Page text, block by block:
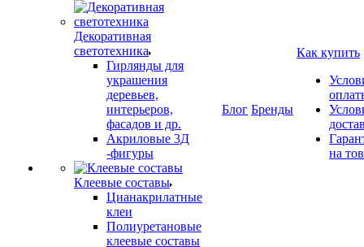
Декоративная
светотехника
Гирлянды для
украшения
деревьев,
интерьеров,
фасадов и др.
Акриловые 3Д
-фигуры
Клеевые составы
Цианакрилатные
клеи
Полиуретановые
клеевые составы
Блог Бренды
Как купить
на